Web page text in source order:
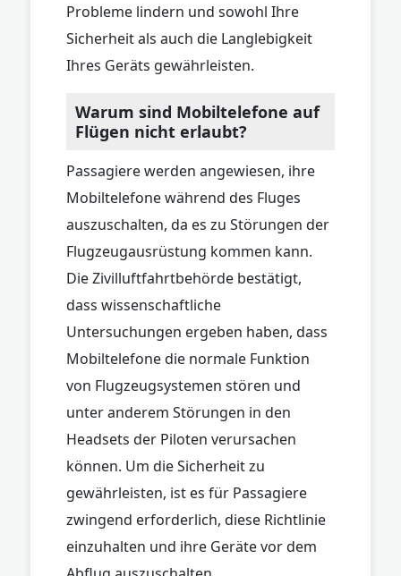
Probleme lindern und sowohl Ihre
Sicherheit als auch die Langlebigkeit
Ihres Geräts gewährleisten.
Warum sind Mobiltelefone auf
Flügen nicht erlaubt?
Passagiere werden angewiesen, ihre
Mobiltelefone während des Fluges
auszuschalten, da es zu Störungen der
Flugzeugausrüstung kommen kann.
Die Zivilluftfahrtbehörde bestätigt,
dass wissenschaftliche
Untersuchungen ergeben haben, dass
Mobiltelefone die normale Funktion
von Flugzeugsystemen stören und
unter anderem Störungen in den
Headsets der Piloten verursachen
können. Um die Sicherheit zu
gewährleisten, ist es für Passagiere
zwingend erforderlich, diese Richtlinie
einzuhalten und ihre Geräte vor dem